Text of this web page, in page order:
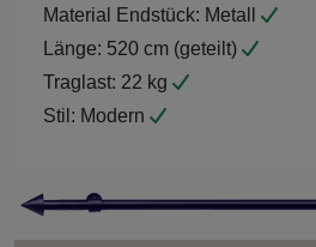
Material Endstück: Metall
Länge: 520 cm (geteilt)
Traglast: 22 kg
Stil: Modern